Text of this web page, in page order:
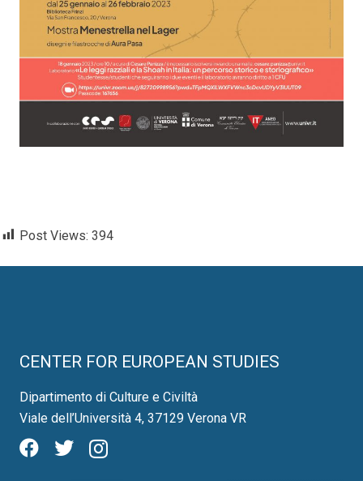
Post Views: 394
CENTER FOR EUROPEAN STUDIES
Dipartimento di Culture e Civiltà
Viale dell’Università 4, 37129 Verona VR